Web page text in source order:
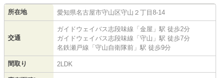
所在地 愛知県名古屋市守山区守山 ２丁目8-14
交通
ガイドウェイバス志段味線 「 金屋 」駅 徒歩2分
ガイドウェイバス志段味線 「 守山 」駅 徒歩7分
名鉄瀬戸線 「 守山自衛隊前 」駅 徒歩9分
間取り 2LDK